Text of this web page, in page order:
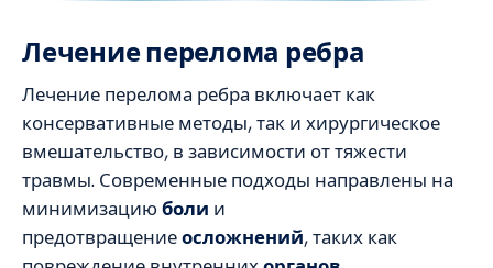
Лечение перелома ребра
Лечение перелома ребра включает как
консервативные методы, так и хирургическое
вмешательство, в зависимости от тяжести
травмы. Современные подходы направлены на
минимизацию боли и
предотвращениеосложнений, таких как